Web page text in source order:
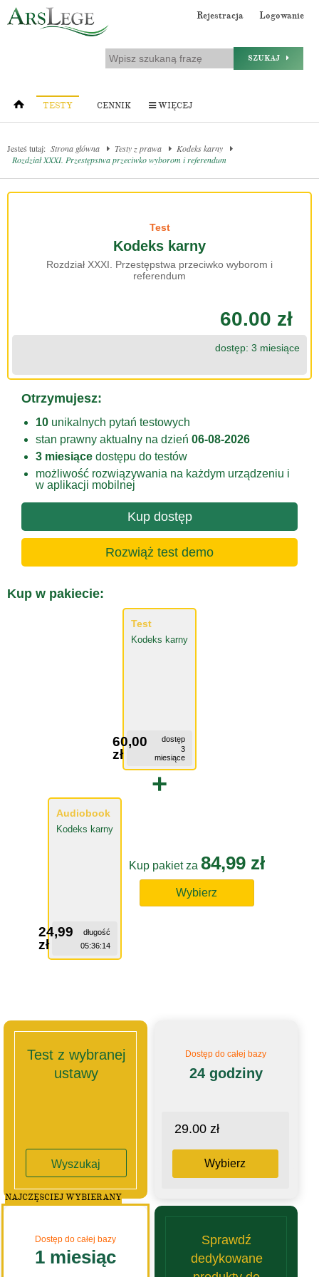
Rejestracja Logowanie
SZUKAJ
TESTY CENNIK WIĘCEJ
Jesteś tutaj: Strona główna Testy z prawa
Kodeks karny
Rozdział XXXI. Przestępstwa przeciwko wyborom i referendum
Test
Kodeks karny
Rozdział XXXI. Przestępstwa przeciwko wyborom i
referendum
60.00 zł
dostęp: 3 miesiące
Otrzymujesz:
10 unikalnych pytań testowych
stan prawny aktualny na dzień 06-08-2026
3 miesiące dostępu do testów
możliwość rozwiązywania na każdym urządzeniu i
w aplikacji mobilnej
Kup dostęp
Rozwiąż test demo
Kup w pakiecie:
Test
Kodeks karny
60,00
zł
dostęp
3
miesiące
+
Audiobook
Kodeks karny
24,99
zł
długość
05:36:14
Kup pakiet za 84,99 zł
Wybierz
Test z wybranej
ustawy
Wyszukaj
Dostęp do całej bazy
24 godziny
29.00 zł
Wybierz
Dostęp do całej bazy
1 miesiąc
NAJCZĘSCIEJ WYBIERANY
Sprawdź
dedykowane